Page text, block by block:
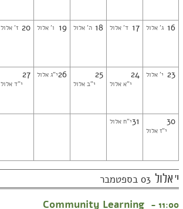
16 ג' אלול 17 ד' אלול 18 ה' אלול 19 ו' אלול 20 ז' אלול
23 י' אלול 24
י"א אלול
25
י"ב אלול
26י"ג אלול 27
י"ד אלול
30
י"ז אלול
31י"ח אלול
י' אלול 03 בספטמבר
11:00 -
Community Learning